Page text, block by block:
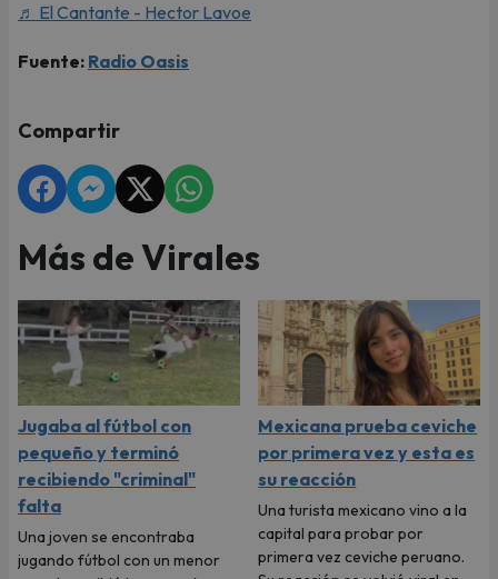
♬ El Cantante - Hector Lavoe
Fuente: Radio Oasis
Compartir
Más de Virales
Jugaba al fútbol con
pequeño y terminó
recibiendo "criminal"
falta
Una joven se encontraba
jugando fútbol con un menor
Mexicana prueba ceviche
por primera vez y esta es
su reacción
Una turista mexicano vino a la
capital para probar por
primera vez ceviche peruano.